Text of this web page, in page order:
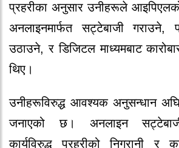
प्रहरीका अनुसार उनीहरूले
अनलाइनमार्फत सट्टेबाजी गराउने,
उठाउने, र डिजिटल माध्यमबाट
थिए।
उनीहरूविरुद्ध आवश्यक अनुसन्धान
जनाएको छ। अनलाइन
कार्यविरुद्ध प्रहरीको निगरानी र